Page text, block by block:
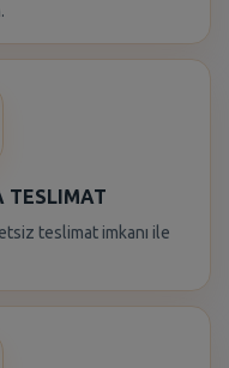
TESLIMAT
teslimat imkanı ile